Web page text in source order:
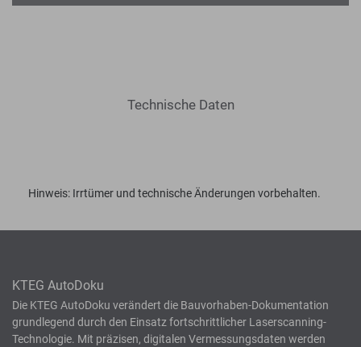
Technische Daten
Hinweis: Irrtümer und technische Änderungen vorbehalten.
KTEG AutoDoku
Die KTEG AutoDoku verändert die Bauvorhaben-Dokumentation
grundlegend durch den Einsatz fortschrittlicher Laserscanning-
Technologie. Mit präzisen, digitalen Vermessungsdaten werden